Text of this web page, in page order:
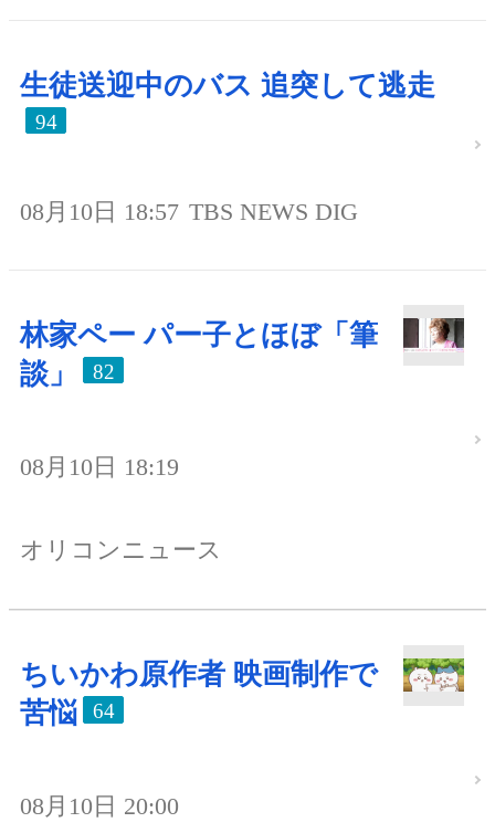
生徒送迎中のバス 追突して逃走
94
08月10日 18:57 TBS NEWS DIG
林家ペー パー子とほぼ「筆
談」
82
08月10日 18:19
オリコンニュース
ちいかわ原作者 映画制作で
苦悩
64
08月10日 20:00